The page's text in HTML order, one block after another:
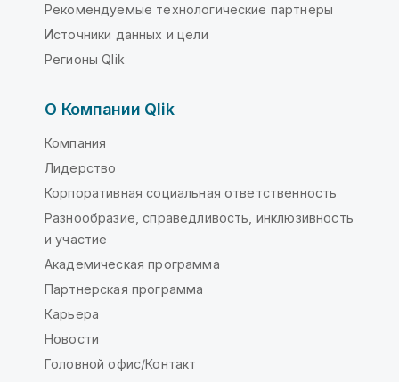
Рекомендуемые технологические партнеры
Источники данных и цели
Регионы Qlik
О Компании Qlik
Компания
Лидерство
Корпоративная социальная ответственность
Разнообразие, справедливость, инклюзивность
и участие
Академическая программа
Партнерская программа
Карьера
Новости
Головной офис/Контакт